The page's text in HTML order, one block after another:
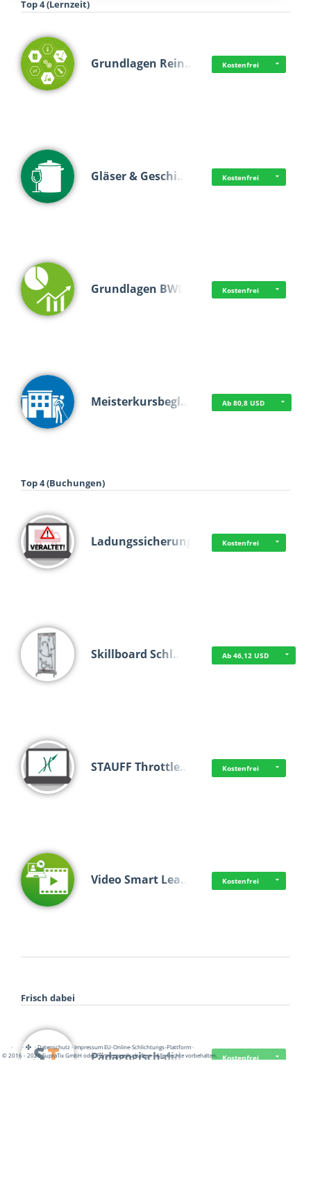
Top 4 (Lernzeit)
Grundlagen Rein… Kostenfrei
Gläser & Geschi… Kostenfrei
Grundlagen BWL Kostenfrei
Meisterkursbegl… Ab 80,8 USD
Top 4 (Buchungen)
Ladungssicherung Kostenfrei
Skillboard Schl… Ab 46,12 USD
STAUFF Throttle… Kostenfrei
Video Smart Lea… Kostenfrei
Frisch dabei
Pädagogisch-did… Kostenfrei
· · ·Datenschutz·Impressum EU-Online-Schlichtungs-Plattform·
© 2016 - 2026 SupraTix GmbH oder Partnergesellschaften - Alle Rechte vorbehalten.